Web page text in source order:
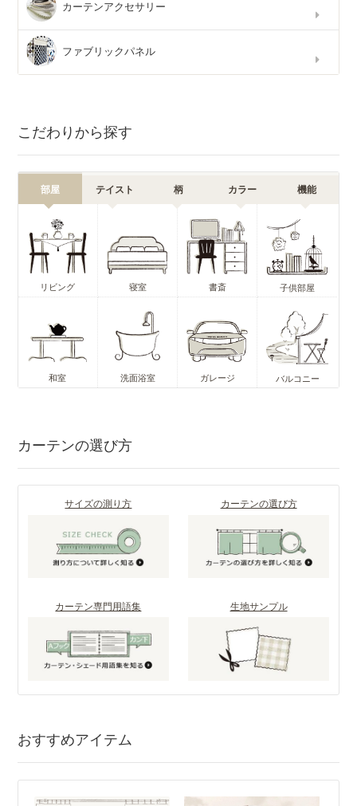
カーテンアクセサリー
ファブリックパネル
こだわりから探す
部屋 テイスト 柄 カラー 機能
リビング 寝室 書斎 子供部屋
和室 洗面浴室 ガレージ バルコニー
カーテンの選び方
サイズの測り方 カーテンの選び方
カーテン専門用語集 生地サンプル
おすすめアイテム